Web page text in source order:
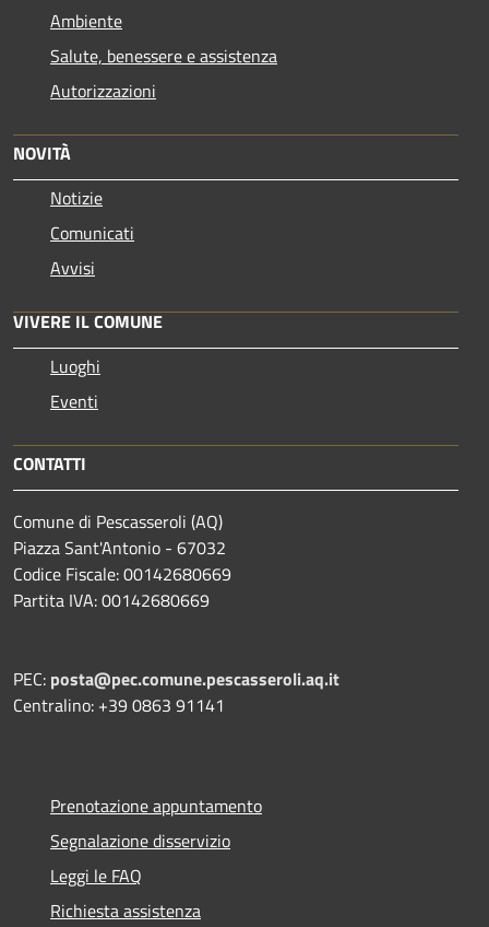
Ambiente
Salute, benessere e assistenza
Autorizzazioni
NOVITÀ
Notizie
Comunicati
Avvisi
VIVERE IL COMUNE
Luoghi
Eventi
CONTATTI
Comune di Pescasseroli (AQ)
Piazza Sant'Antonio - 67032
Codice Fiscale: 00142680669
Partita IVA: 00142680669
PEC: posta@pec.comune.pescasseroli.aq.it
Centralino: +39 0863 91141
Prenotazione appuntamento
Segnalazione disservizio
Leggi le FAQ
Richiesta assistenza